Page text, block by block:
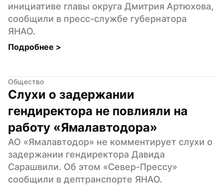
инициативе главы округа Дмитрия Артюхова,
сообщили в пресс-службе губернатора
ЯНАО.
Подробнее >
Общество
Слухи о задержании
гендиректора не повлияли на
работу «Ямалавтодора»
АО «Ямалавтодор» не комментирует слухи о
задержании гендиректора Давида
Сарашвили. Об этом «Север-Прессу»
сообщили в дептранспорте ЯНАО.